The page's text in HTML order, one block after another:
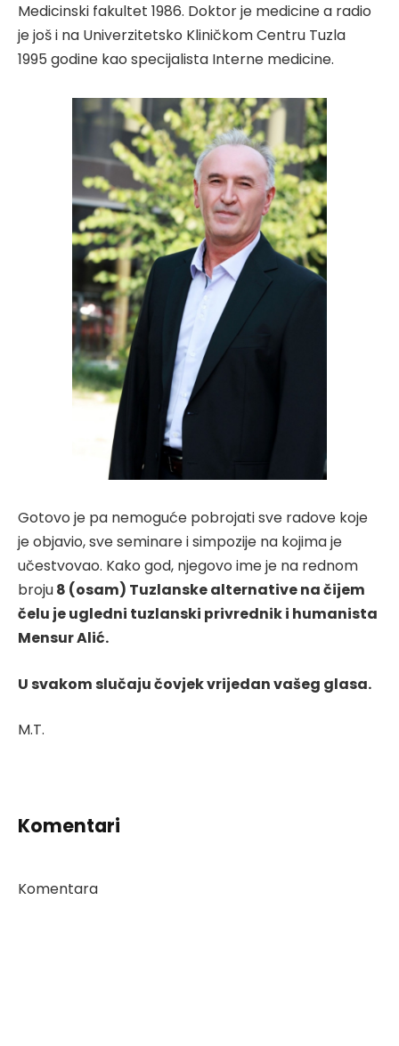
Medicinski fakultet 1986. Doktor je medicine a radio
je još i na Univerzitetsko Kliničkom Centru Tuzla
1995 godine kao specijalista Interne medicine.
Gotovo je pa nemoguće pobrojati sve radove koje
je objavio, sve seminare i simpozije na kojima je
učestvovao. Kako god, njegovo ime je na rednom
broju8 (osam) Tuzlanske alternative na čijem
čelu je ugledni tuzlanski privrednik i humanista
Mensur Alić.
U svakom slučaju čovjek vrijedan vašeg glasa.
M.T.
Komentari
Komentara